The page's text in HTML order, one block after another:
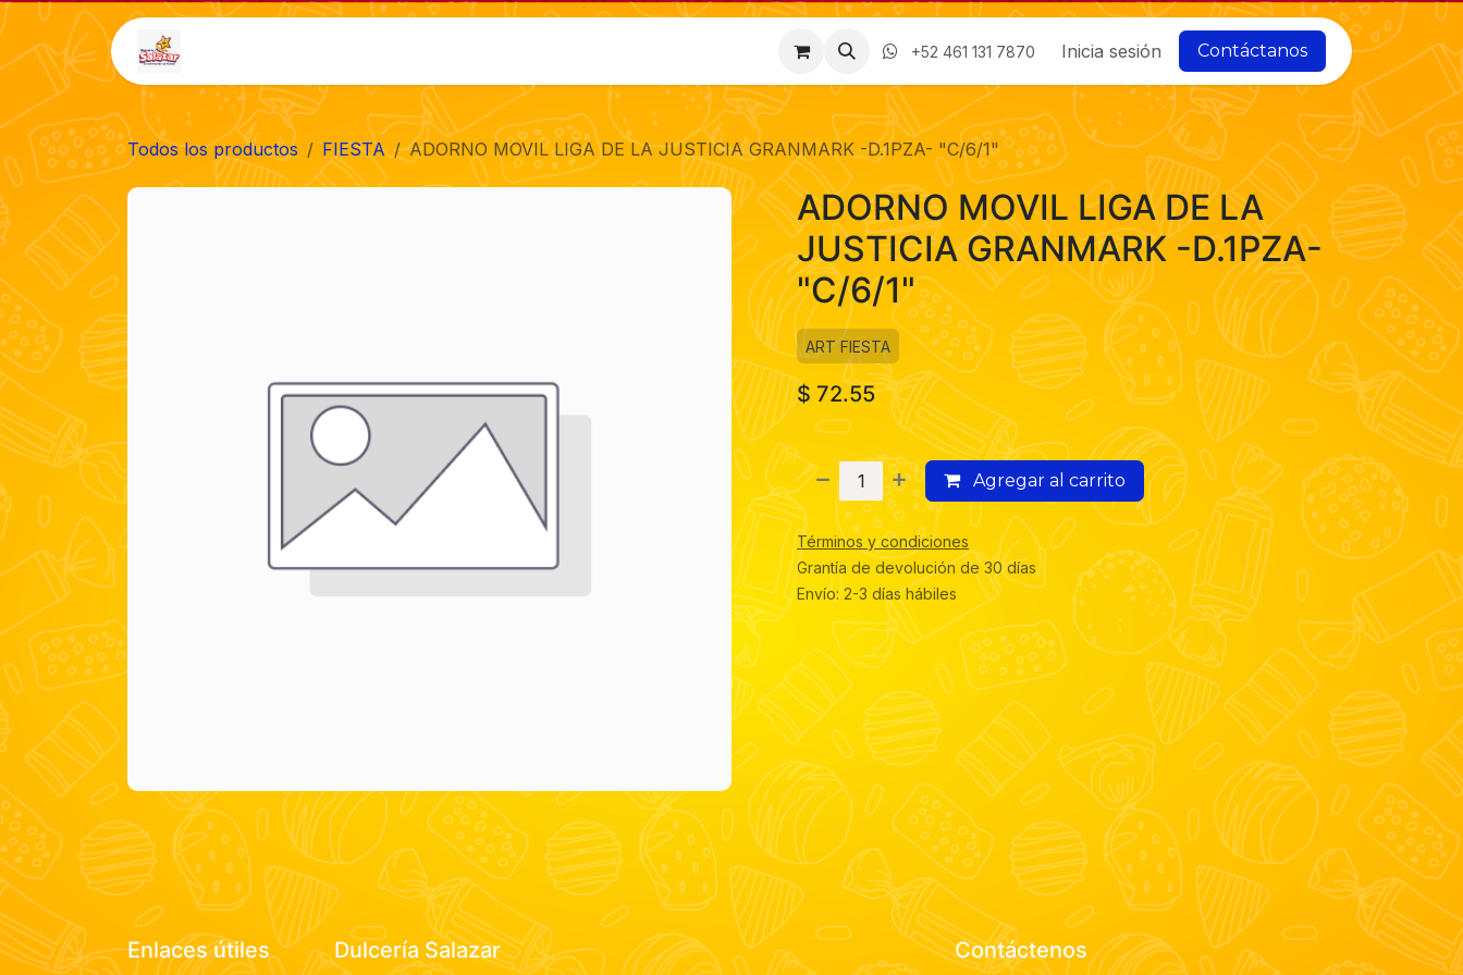
Ir al contenido
Contáctenos Nosotros
+52 461 131 7870 Inicia sesión Contáctanos
Todos los productos FIESTA ADORNO MOVIL LIGA DE LA JUSTICIA GRANMARK -D.1PZA- "C/6/1"
ADORNO MOVIL LIGA DE LA
JUSTICIA GRANMARK -D.1PZA-
"C/6/1"
ART FIESTA
$ 72.55
Agregar al carrito
Términos y condiciones
Grantía de devolución de 30 días
Envío: 2-3 días hábiles
Enlaces útiles Dulcería Salazar Contáctenos